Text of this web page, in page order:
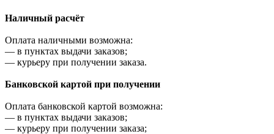
Наличный расчёт
Оплата наличными возможна:
— в пунктах выдачи заказов;
— курьеру при получении заказа.
Банковской картой при получении
Оплата банковской картой возможна:
— в пунктах выдачи заказов;
— курьеру при получении заказа;